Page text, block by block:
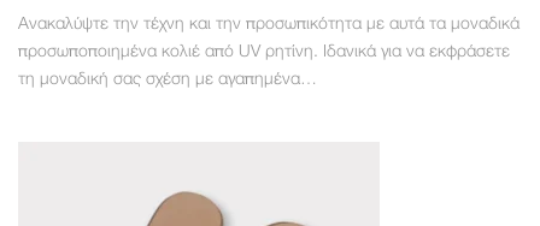
Ανακαλύψτε την τέχνη και την προσωπικότητα με αυτά τα μοναδικά
προσωποποιημένα κολιέ από UV ρητίνη. Ιδανικά για να εκφράσετε
τη μοναδική σας σχέση με αγαπημένα…